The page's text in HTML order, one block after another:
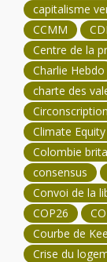
capitalisme
CCMM
Centre de la
Charlie Hebdo
charte des
Climate
Colombie
consensus
Convoi de la
COP26
Courbe de
Crise du